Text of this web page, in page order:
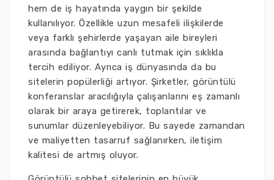
hem de iş hayatında yaygın bir şekilde
kullanılıyor. Özellikle uzun mesafeli ilişkilerde
veya farklı şehirlerde yaşayan aile bireyleri
arasında bağlantıyı canlı tutmak için sıklıkla
tercih ediliyor. Ayrıca iş dünyasında da bu
sitelerin popülerliği artıyor. Şirketler, görüntülü
konferanslar aracılığıyla çalışanlarını eş zamanlı
olarak bir araya getirerek, toplantılar ve
sunumlar düzenleyebiliyor. Bu sayede zamandan
ve maliyetten tasarruf sağlanırken, iletişim
kalitesi de artmış oluyor.